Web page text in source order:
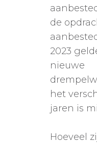
de
2023
nieuwe
het
jaren is
Hoeveel